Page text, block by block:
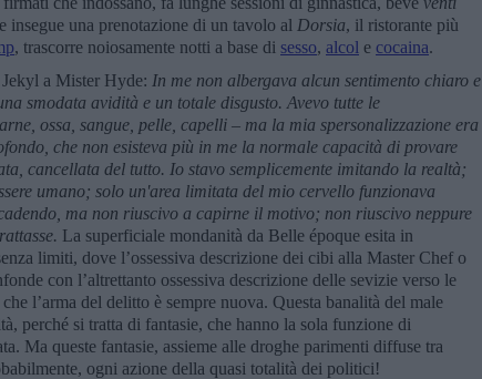
insegue una prenotazione di un tavolo al Dorsia, il ristorante più
, trascorre noiosamente notti a base di sesso, alcol e cocaina.
a Mister Hyde: In me non albergava alcun sentimento chiaro e
smodata avidità e un totale disgusto. Avevo tutte le
ossa, sangue, pelle, capelli – ma la mia spersonalizzazione era
che non esisteva più in me la normale capacità di provare
cancellata del tutto. Io stavo semplicemente imitando la realtà;
umano; solo un'area limitata del mio cervello funzionava
ma non riuscivo a capirne il motivo; non riuscivo neppure
La superficiale mondanità da Belle époque esita in
limiti, dove l’ossessiva descrizione dei cibi alla Master Chef o
con l’altrettanto ossessiva descrizione delle sevizie verso le
l’arma del delitto è sempre nuova. Questa banalità del male
perché si tratta di fantasie, che hanno la sola funzione di
Ma queste fantasie, assieme alle droghe parimenti diffuse tra
ogni azione della quasi totalità dei politici!